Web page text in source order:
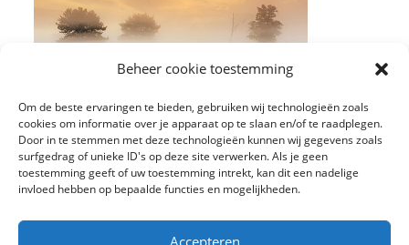
Beheer cookie toestemming
Om de beste ervaringen te bieden, gebruiken wij technologieën zoals
cookies om informatie over je apparaat op te slaan en/of te raadplegen.
Door in te stemmen met deze technologieën kunnen wij gegevens zoals
surfgedrag of unieke ID's op deze site verwerken. Als je geen
toestemming geeft of uw toestemming intrekt, kan dit een nadelige
invloed hebben op bepaalde functies en mogelijkheden.
Accepteren